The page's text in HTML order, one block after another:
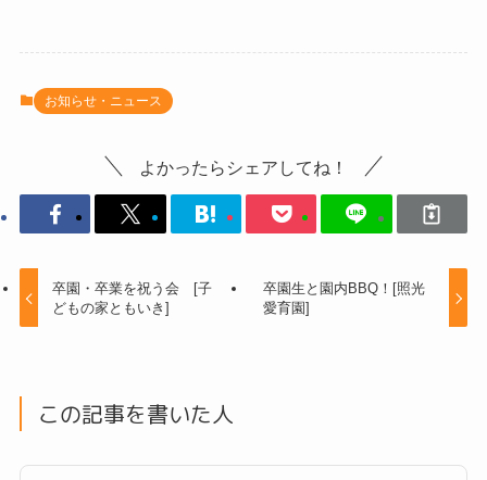
お知らせ・ニュース
よかったらシェアしてね！
卒園・卒業を祝う会 [子
どもの家ともいき]
卒園生と園内BBQ！[照光
愛育園]
この記事を書いた人